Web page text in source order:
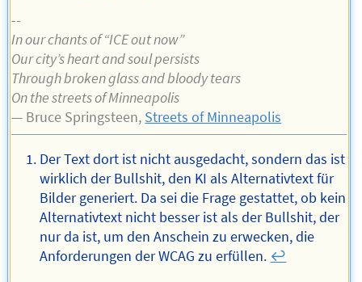
--
In our chants of “ICE out now”
Our city’s heart and soul persists
Through broken glass and bloody tears
On the streets of Minneapolis
— Bruce Springsteen, Streets of Minneapolis
Der Text dort ist nicht ausgedacht, sondern das ist
wirklich der Bullshit, den KI als Alternativtext für
Bilder generiert. Da sei die Frage gestattet, ob kein
Alternativtext nicht besser ist als der Bullshit, der
nur da ist, um den Anschein zu erwecken, die
Anforderungen der WCAG zu erfüllen. ↩︎